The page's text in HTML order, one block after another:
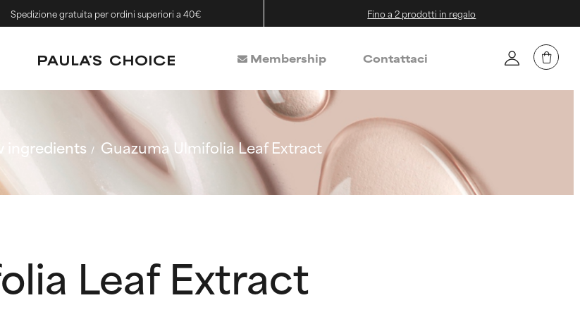
Spedizione gratuita per ordini superiori a 40€ Fino a 2 prodotti in regalo
Membership Contattaci
ingredients
Guazuma Ulmifolia Leaf Extract
Leaf Extract